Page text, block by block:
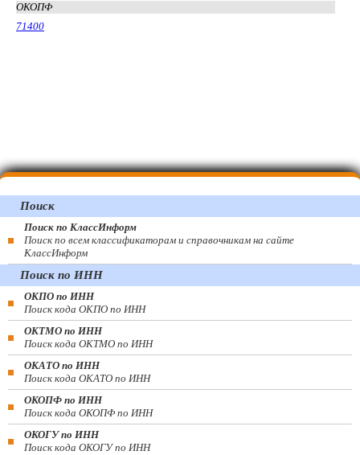
ОКОПФ
71400
Поиск
Поиск по КлассИнформ
Поиск по всем классификаторам и справочникам на сайте
КлассИнформ
Поиск по ИНН
ОКПО по ИНН
Поиск кода ОКПО по ИНН
ОКТМО по ИНН
Поиск кода ОКТМО по ИНН
ОКАТО по ИНН
Поиск кода ОКАТО по ИНН
ОКОПФ по ИНН
Поиск кода ОКОПФ по ИНН
ОКОГУ по ИНН
Поиск кода ОКОГУ по ИНН